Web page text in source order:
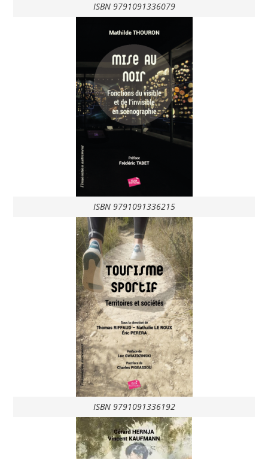
ISBN 9791091336079
ISBN 9791091336215
ISBN 9791091336192